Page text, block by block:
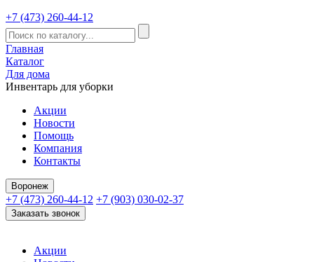
+7 (473) 260-44-12
Главная
Каталог
Для дома
Инвентарь для уборки
Акции
Новости
Помощь
Компания
Контакты
Воронеж
+7 (473) 260-44-12 +7 (903) 030-02-37
Заказать звонок
Акции